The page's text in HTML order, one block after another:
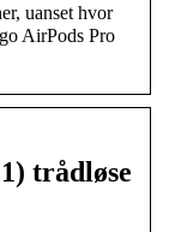
uanset hvor
AirPods Pro
trådløse